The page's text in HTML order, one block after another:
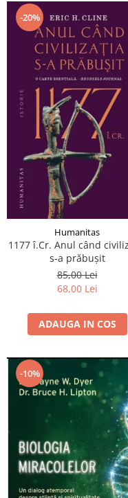
-20%
Humanitas
1177 î.Cr. Anul când
s-a prăbuşit
85,00 Lei
68,00 Lei
ADAUGA IN COS
-10%